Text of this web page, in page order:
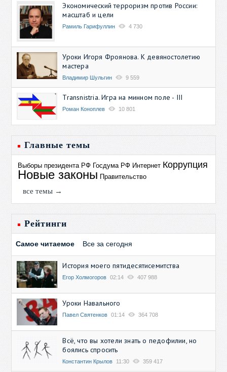
Экономический терроризм против России:
масштаб и цели
Рамиль Гарифуллин 4 730
Уроки Игоря Фроянова. К девяностолетию
мастера
Владимир Шульгин 9 559
Transnistria. Игра на минном поле - III
Роман Коноплев 10 801
Главные темы
Выборы президента РФ Госдума РФ Интернет Коррупция
Новые законы Правительство
все темы →
Рейтинги
Самое читаемое Все за сегодня
История моего пятидесятисемитства
Егор Холмогоров 02:14 407 988
Уроки Навального
Павел Святенков 01:14 364 708
Всё, что вы хотели знать о педофилии, но
боялись спросить
Константин Крылов 11:30 359 417